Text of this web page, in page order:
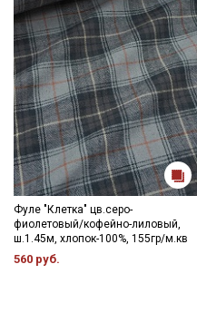
Фуле "Клетка" цв.серо-
фиолетовый/кофейно-лиловый,
ш.1.45м, хлопок-100%, 155гр/м.кв
560 руб.